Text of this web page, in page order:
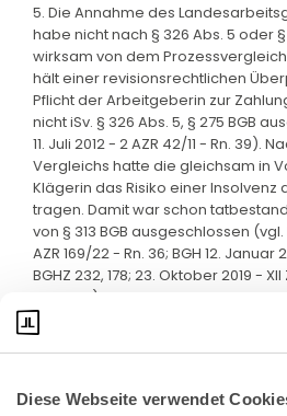
Diese Webseite verwendet
5. Die Annahme des
habe nicht nach § 326 Abs. 5 oder §
wirksam von dem
hält einer revisionsrechtlichen
Pflicht der Arbeitgeberin zur
nicht iSv. § 326 Abs. 5, § 275 BGB
11. Juli 2012 - 2 AZR 42/11 - Rn. 39).
Vergleichs hatte die gleichsam in
Klägerin das Risiko einer Insolvenz
tragen. Damit war schon
von § 313 BGB ausgeschlossen
AZR 169/22 - Rn. 36; BGH 12. Januar
BGHZ 232, 178; 23. Oktober 2019 - XII
223, 290).